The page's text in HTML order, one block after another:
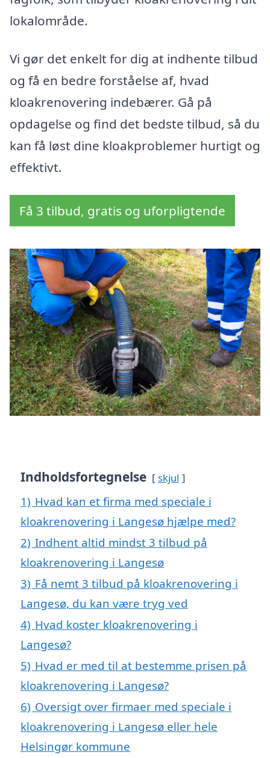
lokalområde.
Vi gør det enkelt for dig at indhente tilbud
og få en bedre forståelse af, hvad
kloakrenovering indebærer. Gå på
opdagelse og find det bedste tilbud, så du
kan få løst dine kloakproblemer hurtigt og
effektivt.
Få 3 tilbud, gratis og uforpligtende
Indholdsfortegnelse skjul
1) Hvad kan et firma med speciale i
kloakrenovering i Langesø hjælpe med?
2) Indhent altid mindst 3 tilbud på
kloakrenovering i Langesø
3) Få nemt 3 tilbud på kloakrenovering i
Langesø, du kan være tryg ved
4) Hvad koster kloakrenovering i
Langesø?
5) Hvad er med til at bestemme prisen på
kloakrenovering i Langesø?
6) Oversigt over firmaer med speciale i
kloakrenovering i Langesø eller hele
Helsingør kommune